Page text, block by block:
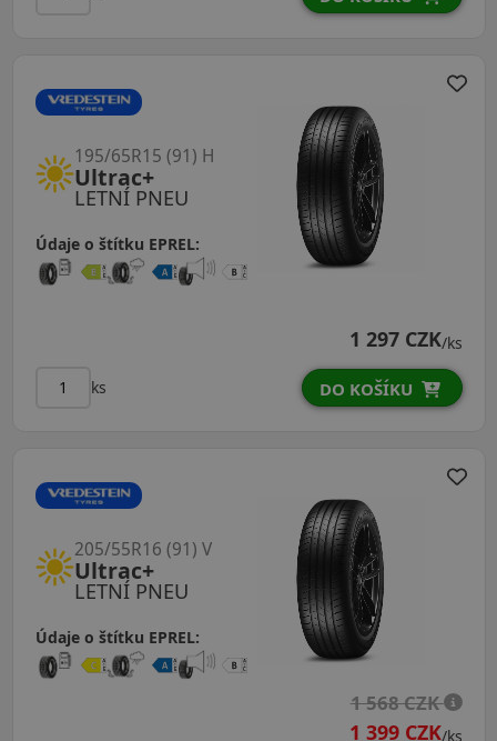
LETNÍ PNEU
Ultrac+
195/65R15 (91) H
Údaje o štítku EPREL:
1 297 CZK/ks
ks DO KOŠÍKU
LETNÍ PNEU
Ultrac+
205/55R16 (91) V
Údaje o štítku EPREL:
1 568 CZK
1 399 CZK/ks